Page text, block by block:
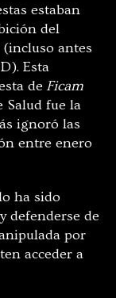
estaban
del
(incluso antes
Esta
deFicam
fue la
ignoró las
entre enero
ha sido
defenderse de
por
acceder a